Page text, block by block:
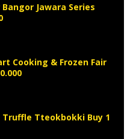
Jawara Series
Cooking & Frozen Fair
Truffle Tteokbokki Buy 1